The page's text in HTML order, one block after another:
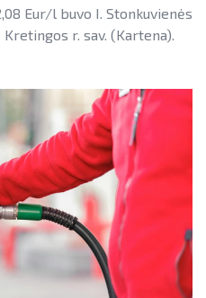
saulės elektrinėms
ir viešinimo darbai
įrankiai
atnaujinimas
Eur/l buvo I. Stonkuvienės
r. sav. (Kartena).